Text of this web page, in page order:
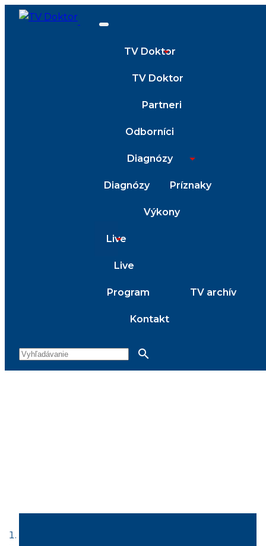
TV Doktor
TV Doktor
Partneri
Odborníci
Diagnózy
Diagnózy Príznaky
Výkony
Live
Live
Program TV archív
Kontakt
search